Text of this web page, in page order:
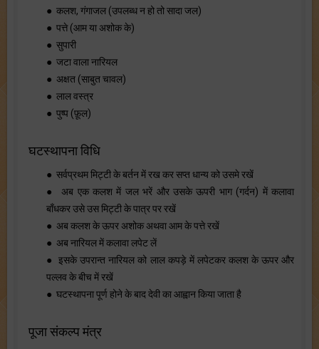
● कलश, गंगाजल (उपलब्ध न हो तो सादा जल)
● पत्ते (आम या अशोक के)
● सुपारी
● जटा वाला नारियल
● अक्षत (साबुत चावल)
● लाल वस्त्र
● पुष्प (फ़ूल)
घटस्थापना विधि
● सर्वप्रथम मिट्टी के बर्तन में रख कर सप्त धान्य को उसमे रखें
● अब एक कलश में जल भरें और उसके ऊपरी भाग (गर्दन) में कलावा
बाँधकर उसे उस मिट्टी के पात्र पर रखें
● अब कलश के ऊपर अशोक अथवा आम के पत्ते रखें
● अब नारियल में कलावा लपेट लें
● इसके उपरान्त नारियल को लाल कपड़े में लपेटकर कलश के ऊपर और
पल्लव के बीच में रखें
● घटस्थापना पूर्ण होने के बाद देवी का आह्वान किया जाता है
पूजा संकल्प मंत्र